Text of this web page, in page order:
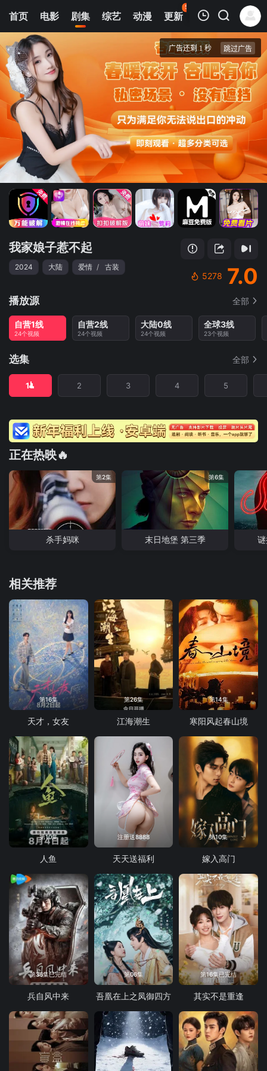
首页 电影 剧集 综艺 动漫 更新
50
热榜 APP
1
我家娘子惹不起
清空
我家娘子惹不起
2024 大陆 爱情 / 古装
5278 7.0
播放源 全部
自营1线
24个视频
自营2线
24个视频
大陆0线
24个视频
全球3线
23个视频
选集 全部
1 2 3 4 5
正在热映🔥
第2集
杀手妈咪
第6集
末日地堡 第三季
相关推荐
第16集
天才，女友
第26集
江海潮生
第14集
寒阳风起春山境
第10集
人鱼
注册送8888
天天送福利
第10集
嫁入高门
第36集已完结
兵自风中来
第06集
吾凰在上之凤御四方
第16集已完结
其实不是重逢